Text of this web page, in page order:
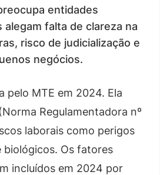
entidades
alegam falta de clareza na
risco de judicialização e
negócios.
pelo MTE em 2024. Ela
Regulamentadora nº
laborais como perigos
biológicos. Os fatores
incluídos em 2024 por